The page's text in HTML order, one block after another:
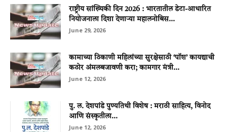
राष्ट्रीय सांख्यिकी दिन 2026 : भारतातील डेटा-आधारित
नियोजनाला दिशा देणाऱ्या महालनोबिस...
June 29, 2026
कामाच्या ठिकाणी महिलांच्या सुरक्षेसाठी ‘पॉश’ कायद्याची
कठोर अंमलबजावणी करा; कामगार मंत्री...
June 12, 2026
पु. ल. देशपांडे पुण्यतिथी विशेष : मराठी साहित्य, विनोद
आणि संस्कृतीला...
June 12, 2026